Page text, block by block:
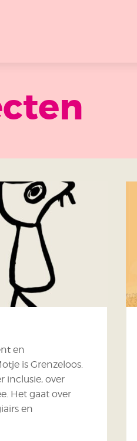
en
is Grenzeloos.
inclusie, over
Het gaat over
en